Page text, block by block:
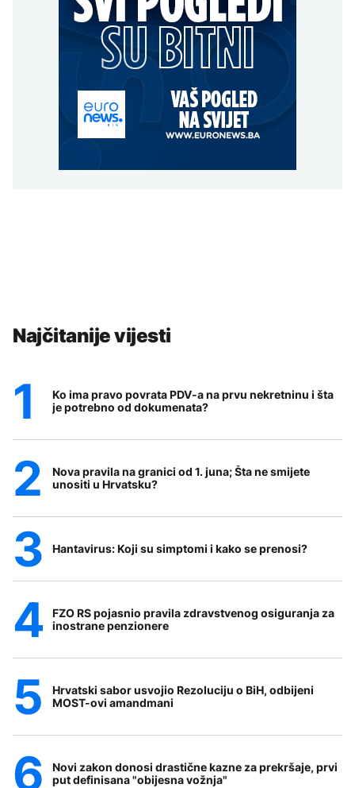
Najčitanije vijesti
Ko ima pravo povrata PDV-a na prvu nekretninu i šta
je potrebno od dokumenata?
Nova pravila na granici od 1. juna; Šta ne smijete
unositi u Hrvatsku?
Hantavirus: Koji su simptomi i kako se prenosi?
FZO RS pojasnio pravila zdravstvenog osiguranja za
inostrane penzionere
Hrvatski sabor usvojio Rezoluciju o BiH, odbijeni
MOST-ovi amandmani
Novi zakon donosi drastične kazne za prekršaje, prvi
put definisana "obijesna vožnja"